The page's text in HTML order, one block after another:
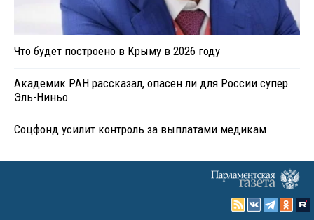
Что будет построено в Крыму в 2026 году
Академик РАН рассказал, опасен ли для России супер
Эль-Ниньо
Соцфонд усилит контроль за выплатами медикам